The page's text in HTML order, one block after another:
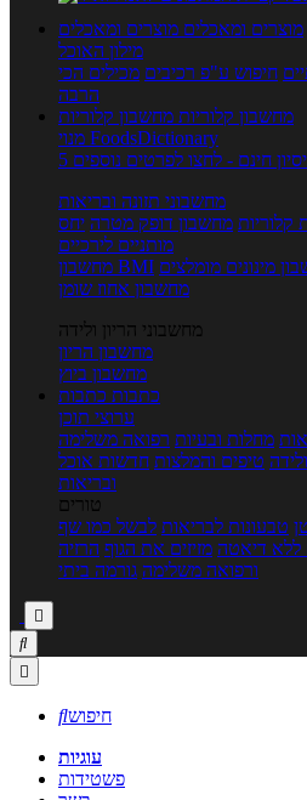
מוצרים ומאכלים מוצרים ומאכלים
מילון האוכל
חיפוש ע"פ רכיבים מכילים הכי
הרבה
מחשבון קלוריות מחשבון קלוריות
מנוי FoodsDictionary
ניסיון חינם - לחצו לפרטים נוספים
מחשבוני תזונה ובריאות
קלוריות מחשבון דופק מטרה יחס
מותניים לירכיים
מחשבון BMI מינונים מומלצים
מחשבון אחוז שומן
מחשבוני הריון ולידה
מחשבון הריון
מחשבון ביוץ
כתבות כתבות
ערוצי תוכן
מחלות ובעיות רפואה משלימה
טיפים והמלצות חדשות אוכל
ובריאות
טורים
טבעונות לבריאות לבשל כמו שף
ללא דיאטה מזיזים את הגוף הרזיה
ורפואה משלימה גורמה ביתי



חיפוש
עוגיות
פשטידות